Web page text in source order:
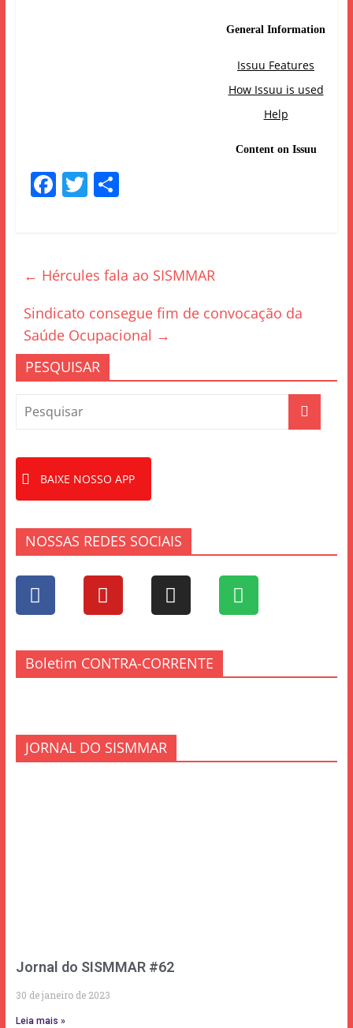
F
b
o
o
k
T S
← Hércules fala ao SISMMAR
Sindicato consegue fim de convocação da
Saúde Ocupacional →
PESQUISAR
BAIXE NOSSO APP
NOSSAS REDES SOCIAIS
Boletim CONTRA-CORRENTE
JORNAL DO SISMMAR
Jornal do SISMMAR #62
30 de janeiro de 2023
Leia mais »